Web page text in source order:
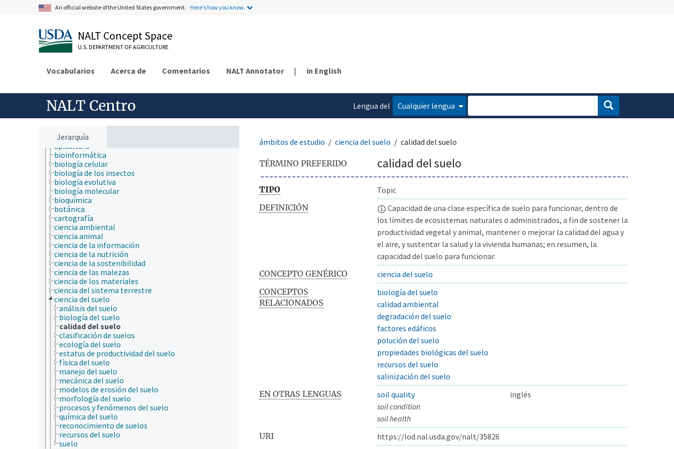
An official website of the United States government. Here's how you know.
NALT Concept Space
U.S. DEPARTMENT OF AGRICULTURE
Vocabularios Acerca de Comentarios NALT Annotator | in English
NALT Centro
Lengua del
Cualquier lengua
Jerarquía
ámbitos de estudio
acuicultura
agricultura
ambiente
apicultura
bioinformática
biología celular
biología de los insectos
biología evolutiva
biología molecular
bioquímica
botánica
cartografía
ciencia ambiental
ciencia animal
ciencia de la información
ciencia de la nutrición
ciencia de la sostenibilidad
ciencia de las malezas
ciencia de los materiales
ciencia del sistema terrestre
ciencia del suelo
análisis del suelo
biología del suelo
calidad del suelo
clasificación de suelos
ecología del suelo
estatus de productividad del suelo
fìsica del suelo
manejo del suelo
mecánica del suelo
modelos de erosión del suelo
morfología del suelo
procesos y fenómenos del suelo
química del suelo
reconocimiento de suelos
recursos del suelo
suelo
ámbitos de estudio ciencia del suelo calidad del suelo
TÉRMINO PREFERIDO calidad del suelo
TIPO
Topic
DEFINICIÓN
Capacidad de una clase específica de suelo para funcionar, dentro de
los límites de ecosistemas naturales o administrados, a fin de sostener la
productividad vegetal y animal, mantener o mejorar la calidad del agua y
el aire, y sustentar la salud y la vivienda humanas; en resumen, la
capacidad del suelo para funcionar.
CONCEPTO GENÉRICO
ciencia del suelo
CONCEPTOS
RELACIONADOS
biología del suelo
calidad ambiental
degradación del suelo
factores edáficos
polución del suelo
propiedades biológicas del suelo
recursos del suelo
salinización del suelo
EN OTRAS LENGUAS
soil quality
inglés
soil condition
soil health
URI
https://lod.nal.usda.gov/nalt/35826